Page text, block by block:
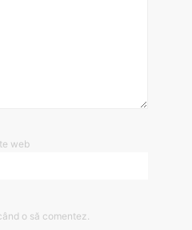
web
o să comentez.